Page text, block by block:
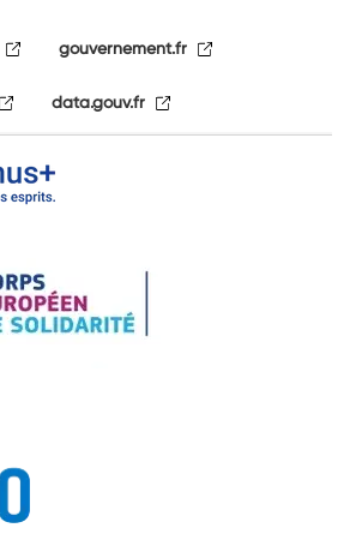
gouvernement.fr
data.gouv.fr